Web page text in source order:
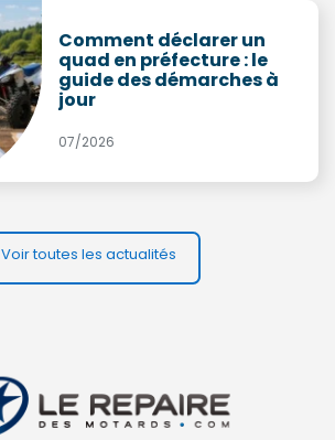
Comment déclarer un
quad en préfecture : le
guide des démarches à
jour
07/2026
Voir toutes les actualités